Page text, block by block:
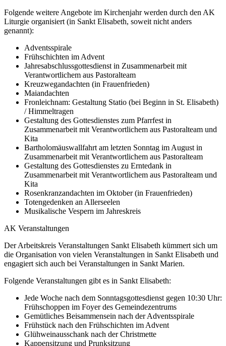
Folgende weitere Angebote im Kirchenjahr werden durch den AK
Liturgie organisiert (in Sankt Elisabeth, soweit nicht anders
genannt):
Adventsspirale
Frühschichten im Advent
Jahresabschlussgottesdienst in Zusammenarbeit mit
Verantwortlichem aus Pastoralteam
Kreuzwegandachten (in Frauenfrieden)
Maiandachten
Fronleichnam: Gestaltung Statio (bei Beginn in St. Elisabeth)
/ Himmeltragen
Gestaltung des Gottesdienstes zum Pfarrfest in
Zusammenarbeit mit Verantwortlichem aus Pastoralteam und
Kita
Bartholomäuswallfahrt am letzten Sonntag im August in
Zusammenarbeit mit Verantwortlichem aus Pastoralteam
Gestaltung des Gottesdienstes zu Erntedank in
Zusammenarbeit mit Verantwortlichem aus Pastoralteam und
Kita
Rosenkranzandachten im Oktober (in Frauenfrieden)
Totengedenken an Allerseelen
Musikalische Vespern im Jahreskreis
AK Veranstaltungen
Der Arbeitskreis Veranstaltungen Sankt Elisabeth kümmert sich um
die Organisation von vielen Veranstaltungen in Sankt Elisabeth und
engagiert sich auch bei Veranstaltungen in Sankt Marien.
Folgende Veranstaltungen gibt es in Sankt Elisabeth:
Jede Woche nach dem Sonntagsgottesdienst gegen 10:30 Uhr:
Frühschoppen im Foyer des Gemeindezentrums
Gemütliches Beisammensein nach der Adventsspirale
Frühstück nach den Frühschichten im Advent
Glühweinausschank nach der Christmette
Kappensitzung und Prunksitzung